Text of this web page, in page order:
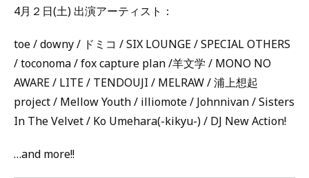
4月２日(土) 出演アーティスト：
toe / downy / ドミコ / SIX LOUNGE / SPECIAL OTHERS
/ toconoma / fox capture plan /羊文学 / MONO NO
AWARE / LITE / TENDOUJI / MELRAW / 浦上想起
project / Mellow Youth / illiomote / Johnnivan / Sisters
In The Velvet / Ko Umehara(-kikyu-) / DJ New Action!
…and more!!